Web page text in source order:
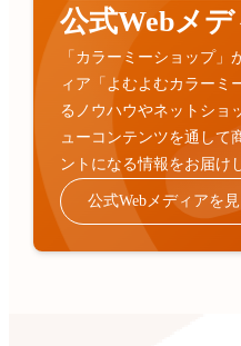
公式Webメ
「カラーミーショップ
ィア「よむよむカラーミ
るノウハウやネットショ
ューコンテンツを通して
ントになる情報をお届け
公式Webメディアを